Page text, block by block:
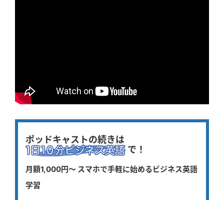
ポッドキャストの続きは
で！
月額1,000円〜 スマホで手軽に始めるビジネス英語
学習